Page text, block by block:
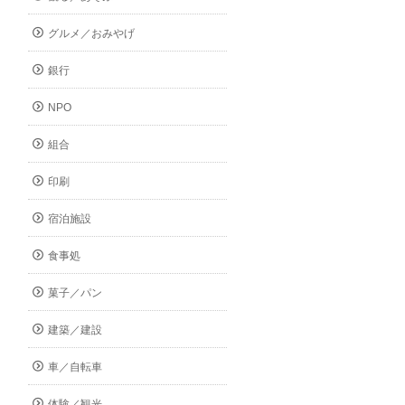
グルメ／おみやげ
銀行
NPO
組合
印刷
宿泊施設
食事処
菓子／パン
建築／建設
車／自転車